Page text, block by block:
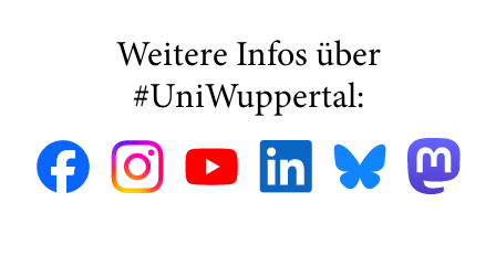
Weitere Infos über
#UniWuppertal: